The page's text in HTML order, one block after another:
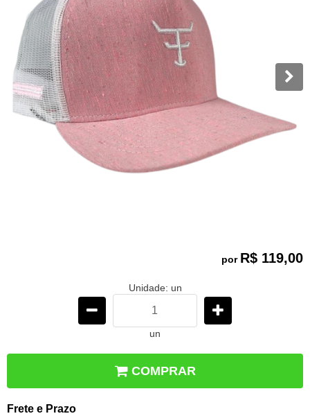
por R$ 119,00
Unidade: un
un
COMPRAR
Frete e Prazo